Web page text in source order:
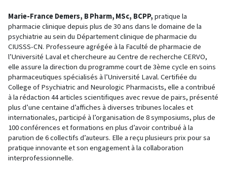
Marie-France Demers, B Pharm, MSc, BCPP, pratique la
pharmacie clinique depuis plus de 30 ans dans le domaine de la
psychiatrie au sein du Département clinique de pharmacie du
CIUSSS-CN. Professeure agrégée à la Faculté de pharmacie de
l’Université Laval et chercheure au Centre de recherche CERVO,
elle assure la direction du programme court de 3ème cycle en soins
pharmaceutiques spécialisés à l’Université Laval. Certifiée du
College of Psychiatric and Neurologic Pharmacists, elle a contribué
à la rédaction 44 articles scientifiques avec revue de pairs, présenté
plus d’une centaine d’affiches à diverses tribunes locales et
internationales, participé à l’organisation de 8 symposiums, plus de
100 conférences et formations en plus d’avoir contribué à la
parution de 6 collectifs d’auteurs. Elle a reçu plusieurs prix pour sa
pratique innovante et son engagement à la collaboration
interprofessionnelle.